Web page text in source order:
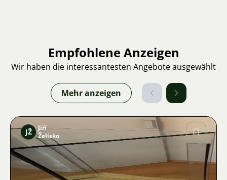
Empfohlene Anzeigen
Wir haben die interessantesten Angebote ausgewählt
Mehr anzeigen
Bild
JŽ
Jiří
Želísko